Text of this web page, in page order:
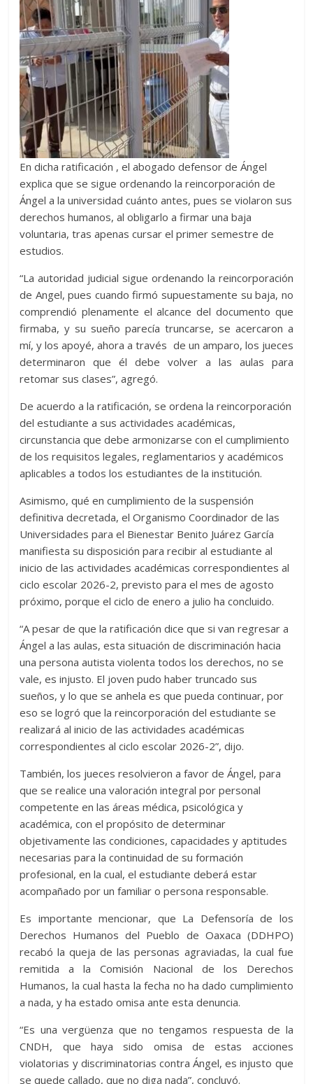
En dicha ratificación , el abogado defensor de Ángel
explica que se sigue ordenando la reincorporación de
Ángel a la universidad cuánto antes, pues se violaron sus
derechos humanos, al obligarlo a firmar una baja
voluntaria, tras apenas cursar el primer semestre de
estudios.
“La autoridad judicial sigue ordenando la reincorporación
de Angel, pues cuando firmó supuestamente su baja, no
comprendió plenamente el alcance del documento que
firmaba, y su sueño parecía truncarse, se acercaron a
mí, y los apoyé, ahora a través de un amparo, los jueces
determinaron que él debe volver a las aulas para
retomar sus clases”, agregó.
De acuerdo a la ratificación, se ordena la reincorporación
del estudiante a sus actividades académicas,
circunstancia que debe armonizarse con el cumplimiento
de los requisitos legales, reglamentarios y académicos
aplicables a todos los estudiantes de la institución.
Asimismo, qué en cumplimiento de la suspensión
definitiva decretada, el Organismo Coordinador de las
Universidades para el Bienestar Benito Juárez García
manifiesta su disposición para recibir al estudiante al
inicio de las actividades académicas correspondientes al
ciclo escolar 2026-2, previsto para el mes de agosto
próximo, porque el ciclo de enero a julio ha concluido.
“A pesar de que la ratificación dice que si van regresar a
Ángel a las aulas, esta situación de discriminación hacia
una persona autista violenta todos los derechos, no se
vale, es injusto. El joven pudo haber truncado sus
sueños, y lo que se anhela es que pueda continuar, por
eso se logró que la reincorporación del estudiante se
realizará al inicio de las actividades académicas
correspondientes al ciclo escolar 2026-2”, dijo.
También, los jueces resolvieron a favor de Ángel, para
que se realice una valoración integral por personal
competente en las áreas médica, psicológica y
académica, con el propósito de determinar
objetivamente las condiciones, capacidades y aptitudes
necesarias para la continuidad de su formación
profesional, en la cual, el estudiante deberá estar
acompañado por un familiar o persona responsable.
Es importante mencionar, que La Defensoría de los
Derechos Humanos del Pueblo de Oaxaca (DDHPO)
recabó la queja de las personas agraviadas, la cual fue
remitida a la Comisión Nacional de los Derechos
Humanos, la cual hasta la fecha no ha dado cumplimiento
a nada, y ha estado omisa ante esta denuncia.
“Es una vergüenza que no tengamos respuesta de la
CNDH, que haya sido omisa de estas acciones
violatorias y discriminatorias contra Ángel, es injusto que
se quede callado, que no diga nada”, concluyó.